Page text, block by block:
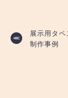
投
展示用タ
制作事例